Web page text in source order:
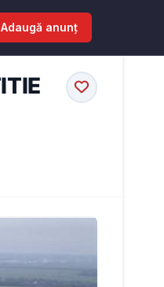
Adaugă anunț